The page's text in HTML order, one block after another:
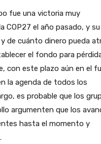
fue una victoria muy
COP27 el año pasado, y su
de cuánto dinero pueda
el fondo para
con este plazo aún en el
la agenda de todos los
es probable que los
argumenten que los
hasta el momento y